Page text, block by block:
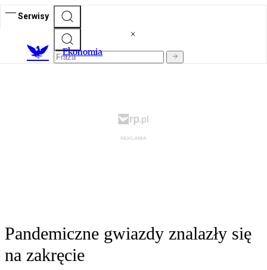
Serwisy
Ekonomia
Pandemiczne gwiazdy znalazły się
na zakręcie